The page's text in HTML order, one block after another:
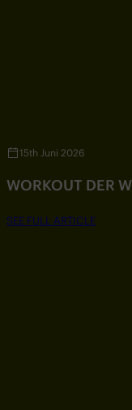
15th Juni 2026
WORKOUT DER
SEE FULL ARTICLE